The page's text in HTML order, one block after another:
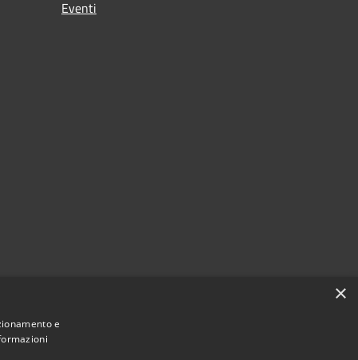
Eventi
×
e